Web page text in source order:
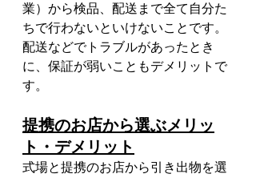
業）から検品、配送まで全て自分た
ちで行わないといけないことです。
配送などでトラブルがあったとき
に、保証が弱いこともデメリットで
す。
提携のお店から選ぶメリッ
ト・デメリット
式場と提携のお店から引き出物を選